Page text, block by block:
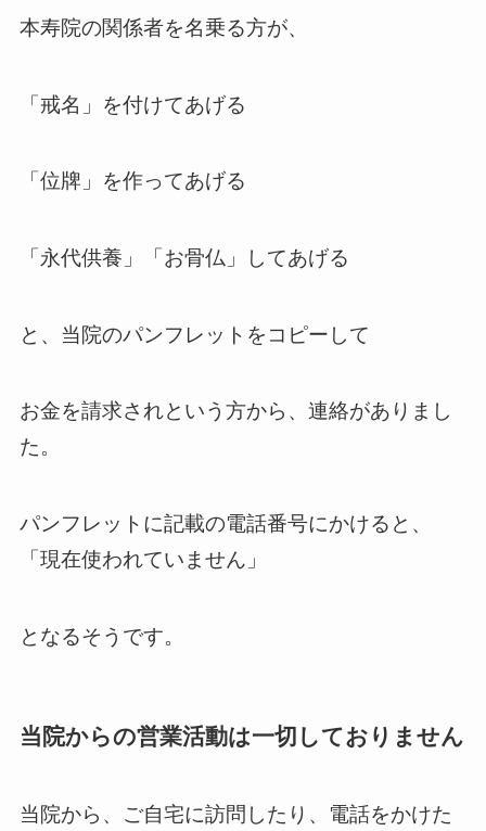
本寿院の関係者を名乗る方が、
「戒名」を付けてあげる
「位牌」を作ってあげる
「永代供養」「お骨仏」してあげる
と、当院のパンフレットをコピーして
お金を請求されという方から、連絡がありまし
た。
パンフレットに記載の電話番号にかけると、
「現在使われていません」
となるそうです。
当院からの営業活動は一切しておりません
当院から、ご自宅に訪問したり、電話をかけた